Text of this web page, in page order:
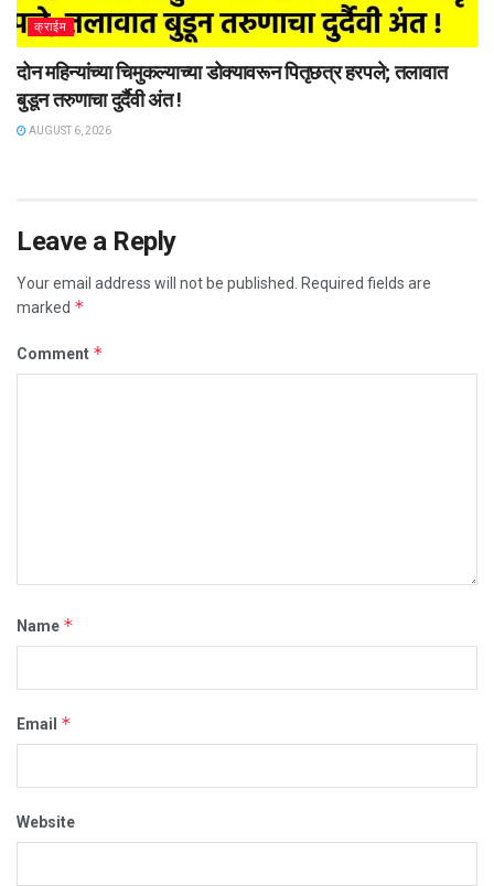
क्राईम
दोन महिन्यांच्या चिमुकल्याच्या डोक्यावरून पितृछत्र हरपले; तलावात
बुडून तरुणाचा दुर्दैवी अंत !
AUGUST 6, 2026
Leave a Reply
Your email address will not be published.
Required fields are
marked *
Comment *
Name *
Email *
Website